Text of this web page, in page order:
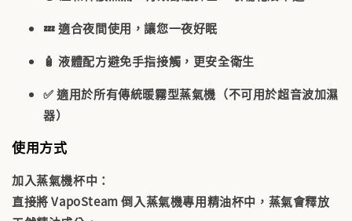
💤 適合夜間使用，讓您一夜好眠
🧴 液體配方避免手指接觸，更安全衛生
✅ 適用於所有傳統暖霧型蒸氣機（不可用於超音波加濕
器）
使用方式
加入蒸氣機杯中 ：
直接將 VapoSteam 倒入蒸氣機專用精油杯中，蒸氣會釋放